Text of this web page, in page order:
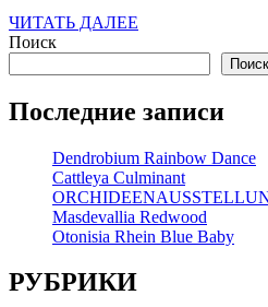
ЧИТАТЬ ДАЛЕЕ
Поиск
Поиск
Последние записи
Dendrobium Rainbow Dance
Cattleya Culminant
Masdevallia Redwood
Otonisia Rhein Blue Baby
РУБРИКИ